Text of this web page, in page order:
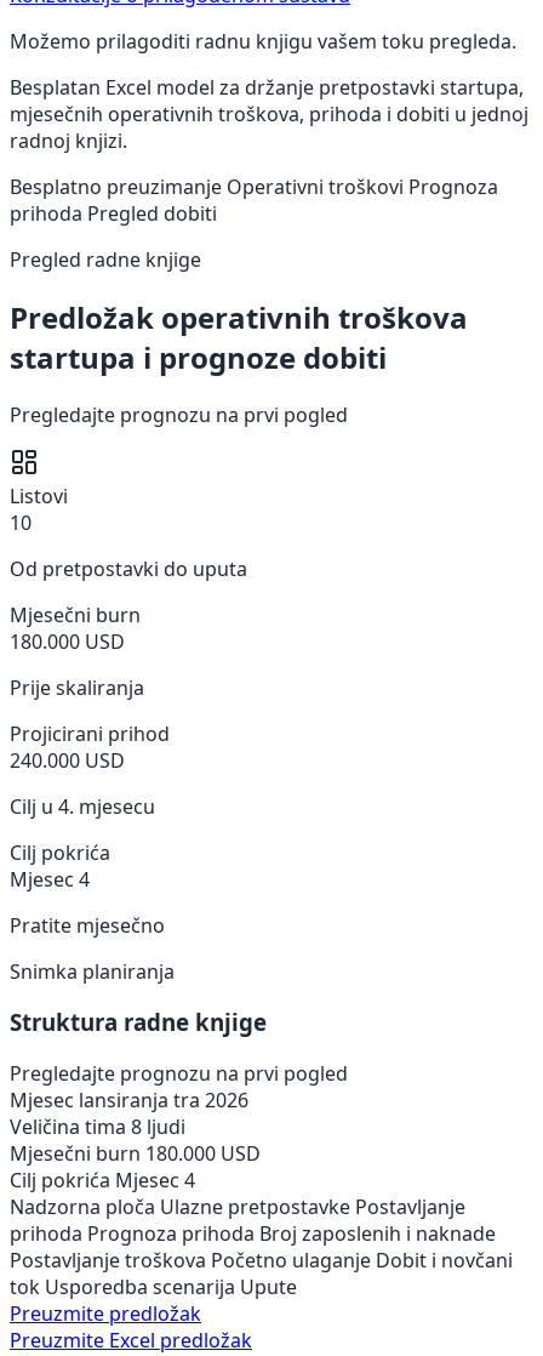
Možemo prilagoditi radnu knjigu vašem toku pregleda.
Besplatan Excel model za držanje pretpostavki startupa,
mjesečnih operativnih troškova, prihoda i dobiti u jednoj
radnoj knjizi.
Besplatno preuzimanje Operativni troškovi Prognoza
prihoda Pregled dobiti
Pregled radne knjige
Predložak operativnih troškova
startupa i prognoze dobiti
Pregledajte prognozu na prvi pogled
Listovi
10
Od pretpostavki do uputa
Mjesečni burn
180.000 USD
Prije skaliranja
Projicirani prihod
240.000 USD
Cilj u 4. mjesecu
Cilj pokrića
Mjesec 4
Pratite mjesečno
Snimka planiranja
Struktura radne knjige
Pregledajte prognozu na prvi pogled
Mjesec lansiranja tra 2026
Veličina tima 8 ljudi
Mjesečni burn 180.000 USD
Cilj pokrića Mjesec 4
Nadzorna ploča Ulazne pretpostavke Postavljanje
prihoda Prognoza prihoda Broj zaposlenih i naknade
Postavljanje troškova Početno ulaganje Dobit i novčani
tok Usporedba scenarija Upute
Preuzmite predložak
Preuzmite Excel predložak